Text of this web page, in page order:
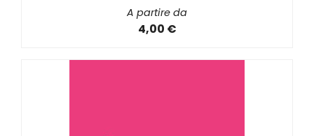
A partire da
4,00 €